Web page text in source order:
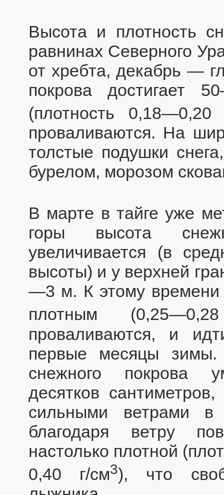
Высота и плотность
равнинах Северного
от хребта, декабрь —
покрова достигает
(плотность 0,18—0,20
проваливаются. На
толстые подушки
бурелом, морозом
В марте в тайге уже
горы высота
увеличивается (в
высоты) и у верхней
—3 м. К этому времени
плотным
проваливаются, и
первые месяцы
снежного покрова
десятков
сильными ветрами
благодаря ветру
настолько плотной
0,40 г/см3), что